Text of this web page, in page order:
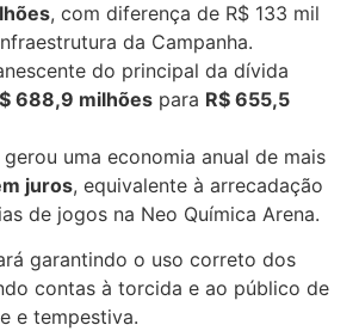
, com diferença de R$ 133 mil
da Campanha.
do principal da dívida
688,9 milhões para R$ 655,5
uma economia anual de mais
juros, equivalente à arrecadação
de jogos na Neo Química Arena.
garantindo o uso correto dos
contas à torcida e ao público de
e tempestiva.